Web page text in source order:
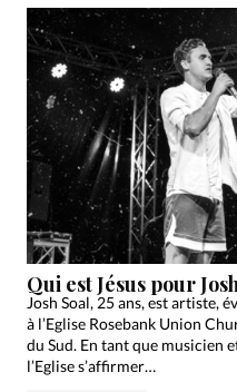
Qui est Jésus pour
Josh Soal, 25 ans, est artiste,
à l’Eglise Rosebank Union
du Sud. En tant que musicien
l’Eglise s’affirmer…